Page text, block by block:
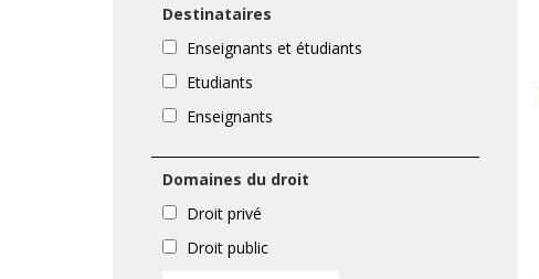
Destinataires
Enseignants et étudiants
Etudiants
Enseignants
Domaines du droit
Droit privé
Droit public